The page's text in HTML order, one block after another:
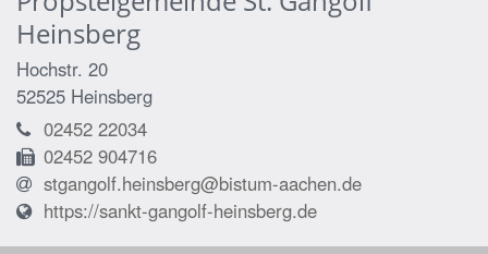
Heinsberg
Hochstr. 20
52525 Heinsberg
02452 22034
02452 904716
stgangolf.heinsberg@bistum-aachen.de
https://sankt-gangolf-heinsberg.de